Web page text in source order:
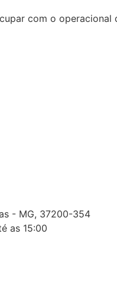
com o
- MG, 37200-354
as 15:00